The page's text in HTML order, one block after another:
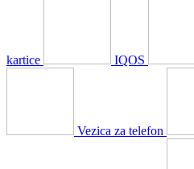
kartice IQOS
Vezica za telefon